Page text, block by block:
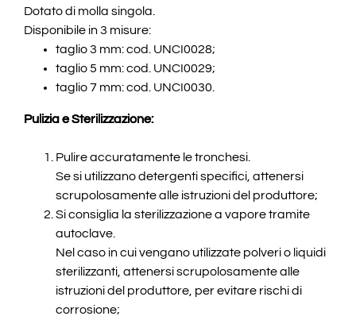
Dotato di molla singola.
Disponibile in 3 misure:
taglio 3 mm: cod. UNCI0028;
taglio 5 mm: cod. UNCI0029;
taglio 7 mm: cod. UNCI0030.
Pulizia e Sterilizzazione:
Pulire accuratamente le tronchesi.
Se si utilizzano detergenti specifici, attenersi
scrupolosamente alle istruzioni del produttore;
Si consiglia la sterilizzazione a vapore tramite
autoclave.
Nel caso in cui vengano utilizzate polveri o liquidi
sterilizzanti, attenersi scrupolosamente alle
istruzioni del produttore, per evitare rischi di
corrosione;